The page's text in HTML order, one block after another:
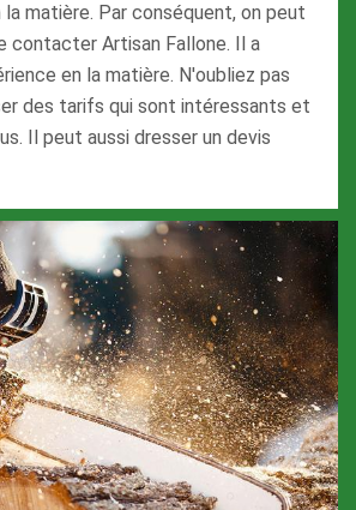
matière. Par conséquent, on peut
contacter Artisan Fallone. Il a
en la matière. N'oubliez pas
des tarifs qui sont intéressants et
Il peut aussi dresser un devis